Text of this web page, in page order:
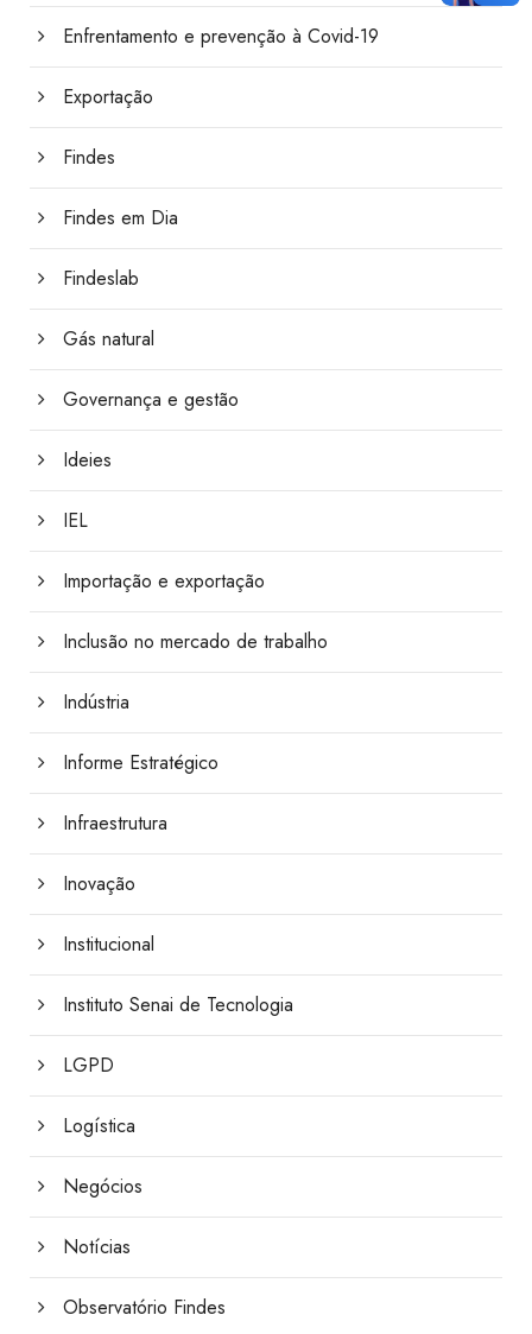
Enfrentamento e prevenção à Covid-19
Exportação
Findes
Findes em Dia
Findeslab
Gás natural
Governança e gestão
Ideies
IEL
Importação e exportação
Inclusão no mercado de trabalho
Indústria
Informe Estratégico
Infraestrutura
Inovação
Institucional
Instituto Senai de Tecnologia
LGPD
Logística
Negócios
Notícias
Observatório Findes